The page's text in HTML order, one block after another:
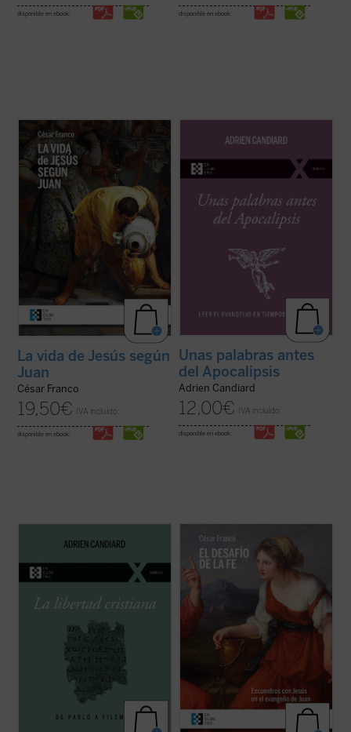
disponible en ebook: disponible en ebook:
Este ensayo de Mons. César Franco ofrece
con estilo diáfano y apasionado una
introducción a la vida de Jesús narrada en
el evangelio de Juan, que permite al lector
acceder al texto sin complicaciones.
Dividido en dos partes, la primera ...
La vida de Jesús según
Juan
César Franco
19,50€ IVA incluido
disponible en ebook:
últimas décadas del siglo XX, el dominico
en un mundo firme y tranquilizador que, de
modo casi repentino, se ha hundido en el
Unas palabras antes
del Apocalipsis
Adrien Candiard
12,00€ IVA incluido
disponible en ebook:
joven dominico francés residente en Egipto,
conocimiento de la libertad cristiana, un
camino de alianza y amistad con Cristo, y
Los encuentros narrados en el evangelio
de Juan, descritos y desglosados en este
libro con gran maestría, forman pequeños
dramas o historias en los que el lector
puede ver retratada su postura personal
ante Cristo y juzgar si está en el camino ...
(ver ficha)